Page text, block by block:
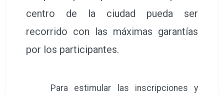
centro de la ciudad pueda ser
recorrido con las máximas garantías
por los participantes.
Para estimular las inscripciones y